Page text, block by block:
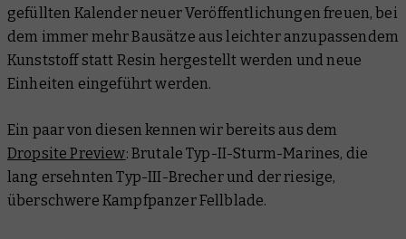
gefüllten Kalender neuer Veröffentlichungen freuen, bei
dem immer mehr Bausätze aus leichter anzupassendem
Kunststoff statt Resin hergestellt werden und neue
Einheiten eingeführt werden.
Ein paar von diesen kennen wir bereits aus dem
Dropsite Preview: Brutale Typ-II-Sturm-Marines, die
lang ersehnten Typ-III-Brecher und der riesige,
überschwere Kampfpanzer Fellblade.